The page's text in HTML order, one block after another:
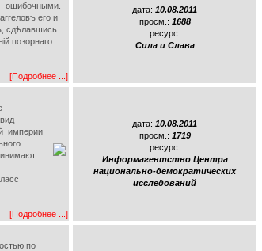
ошибочными.
его и
сдѣлавшись
позорнаго
[Подробнее ...]
дата: 10.08.2011
просм.: 1688
ресурс:
Сила и Слава
империи
[Подробнее ...]
дата: 10.08.2011
просм.: 1719
ресурс:
Информагентство Центра
национально-демократических
исследований
по